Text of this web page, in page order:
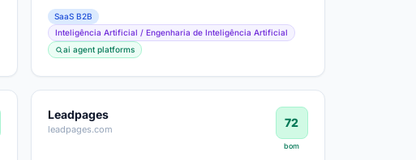
LangSmith para observabilidade, avaliação e…
SaaS B2B
Inteligência Artificial / Engenharia de Inteligência Artificial
ai agent platforms
Leadpages
leadpages.com 72
bom